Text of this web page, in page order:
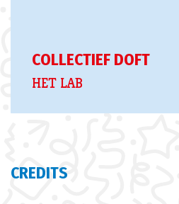
COLLECTIEF DOFT
HET LAB
CREDITS